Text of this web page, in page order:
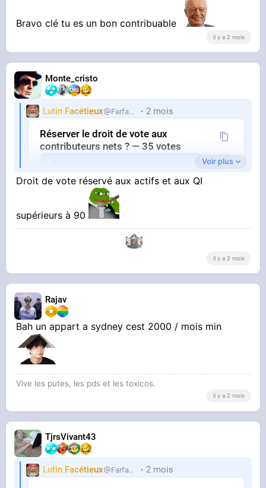
Bravo clé tu es un bon contribuable
il y a 2 mois
Monte_cristo
Lutin Facétieux Farfadet 2 mois
Réserver le droit de vote aux
contributeurs nets ? — 35 votes
Contre
Voir plus
Droit de vote réservé aux actifs et aux QI
supérieurs à 90
il y a 2 mois
Rajav
Bah un appart a sydney cest 2000 / mois min
Vive les putes, les pds et les toxicos.
il y a 2 mois
TjrsVivant43
Lutin Facétieux Farfadet 2 mois